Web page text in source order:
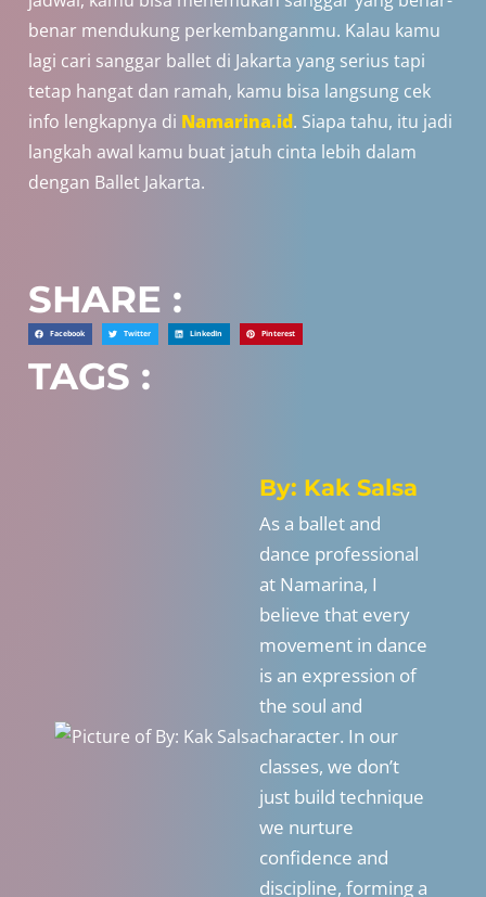
benar mendukung perkembanganmu. Kalau kamu
lagi cari sanggar ballet di Jakarta yang serius tapi
tetap hangat dan ramah, kamu bisa langsung cek
info lengkapnya di Namarina.id. Siapa tahu, itu jadi
langkah awal kamu buat jatuh cinta lebih dalam
dengan Ballet Jakarta.
SHARE :
Facebook Twitter LinkedIn Pinterest
TAGS :
By: Kak Salsa
As a ballet and
dance professional
at Namarina, I
believe that every
movement in dance
is an expression of
the soul and
character. In our
classes, we don’t
just build technique
we nurture
confidence and
discipline, forming a